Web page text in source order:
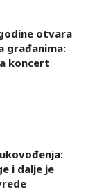
otvara
građanima:
koncert
i dalje je